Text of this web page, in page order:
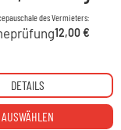
des Vermieters:
12,00 €
DETAILS
AUSWÄHLEN